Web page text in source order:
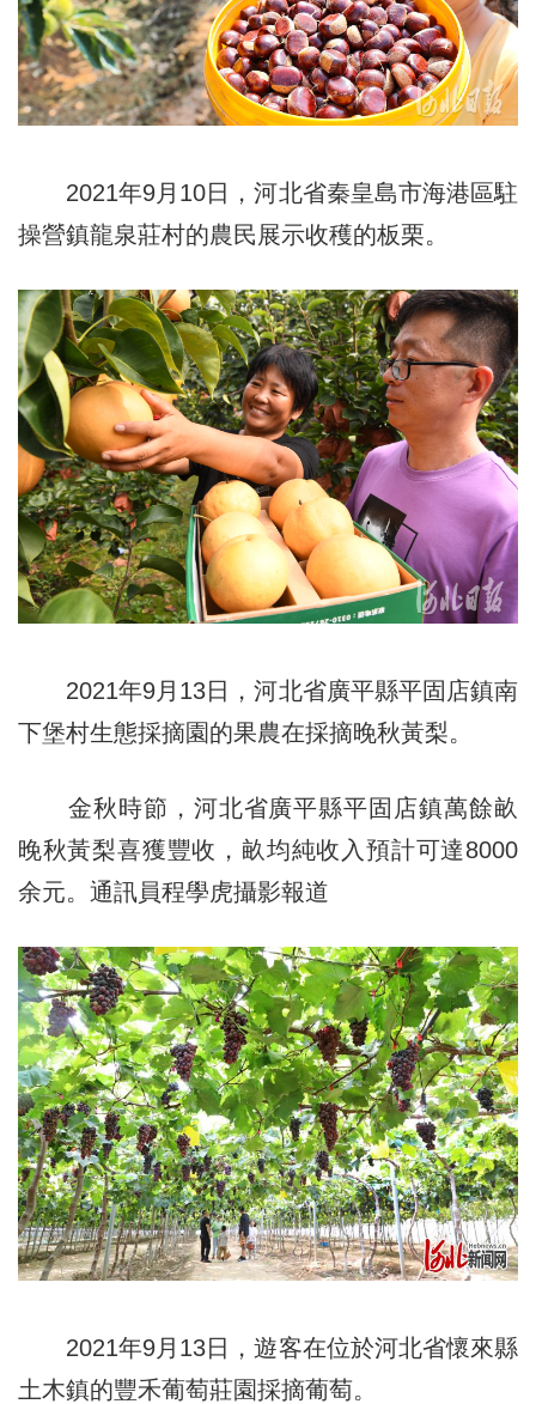
2021年9月10日，河北省秦皇島市海港區駐
操營鎮龍泉莊村的農民展示收穫的板栗。
2021年9月13日，河北省廣平縣平固店鎮南
下堡村生態採摘園的果農在採摘晚秋黃梨。
金秋時節，河北省廣平縣平固店鎮萬餘畝
晚秋黃梨喜獲豐收，畝均純收入預計可達8000
余元。通訊員程學虎攝影報道
2021年9月13日，遊客在位於河北省懷來縣
土木鎮的豐禾葡萄莊園採摘葡萄。